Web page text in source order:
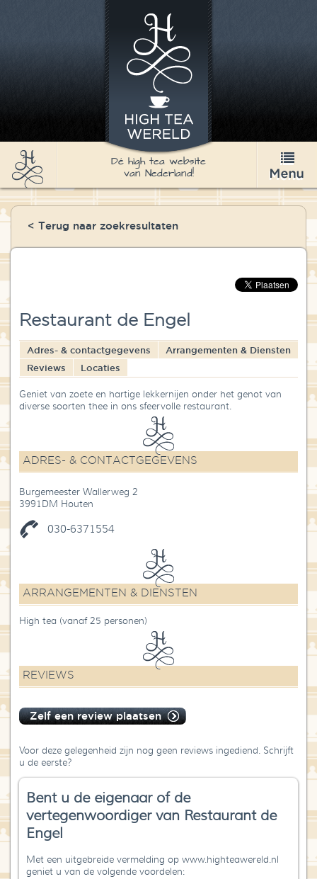
High Tea
Recepten
Over High Tea Wereld
Contact
Dé high tea website
van Nederland!
< Terug naar zoekresultaten
Restaurant de Engel
Adres- & contactgegevens
Arrangementen & Diensten
Reviews
Locaties
Geniet van zoete en hartige lekkernijen onder het genot van
diverse soorten thee in ons sfeervolle restaurant.
ADRES- & CONTACTGEGEVENS
Burgemeester Wallerweg 2
3991DM Houten
030-6371554
ARRANGEMENTEN & DIENSTEN
High tea (vanaf 25 personen)
REVIEWS
Zelf een review plaatsen
Voor deze gelegenheid zijn nog geen reviews ingediend. Schrijft
u de eerste?
Bent u de eigenaar of de
vertegenwoordiger van Restaurant de
Engel
Met een uitgebreide vermelding op www.highteawereld.nl
geniet u van de volgende voordelen: